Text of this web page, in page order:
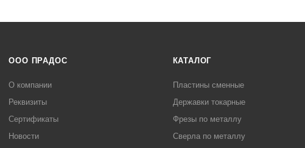
ООО ПРАДОС
О компании
Реквизиты
Сертификаты
Новости
КАТАЛОГ
Пластины сменные
Державки токарные
Фрезы по металлу
Сверла по металлу